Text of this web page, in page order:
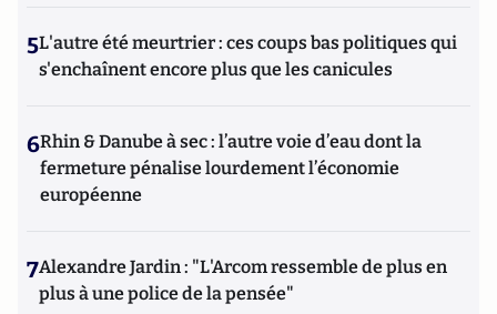
5L'autre été meurtrier : ces coups bas politiques qui
s'enchaînent encore plus que les canicules
6Rhin & Danube à sec : l’autre voie d’eau dont la
fermeture pénalise lourdement l’économie
européenne
7Alexandre Jardin : "L'Arcom ressemble de plus en
plus à une police de la pensée"